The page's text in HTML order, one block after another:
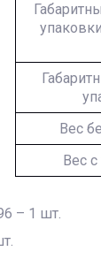
Вес
Вес
– 1 шт.